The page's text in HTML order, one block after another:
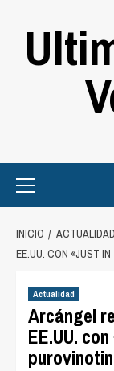
Menu
INICIO ACTUALIDAD
EE.UU. CON «JUST
Actualidad
Arcángel
EE.UU.